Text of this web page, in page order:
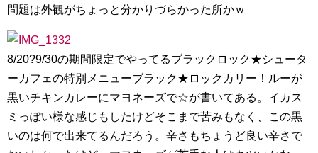
問題は外観がちょっと分かりづらかった所かｗ
8/20?9/30の期間限定でやってるブラックロック★シュータ
ーカフェの特別メニューブラック★ロックカリー！ルーが
黒いチキンカレーにマヨネーズで☆が書いてある。イカス
ミっぽい様な感じもしたけどそこまで苦みもなく、この黒
いのは何で出来てるんだろう。辛さもちょうど良い辛さで